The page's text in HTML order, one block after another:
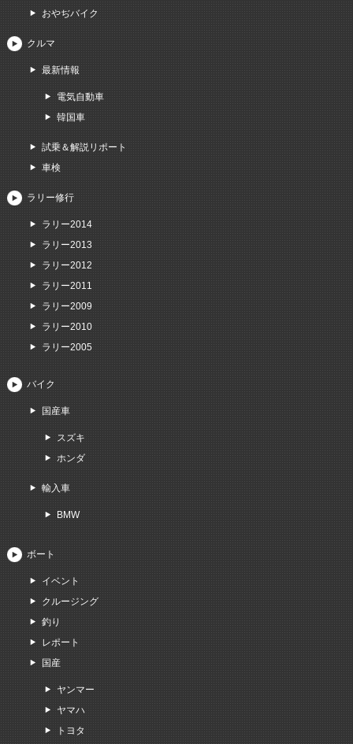
おやぢバイク
クルマ
最新情報
電気自動車
韓国車
試乗＆解説リポート
車検
ラリー修行
ラリー2014
ラリー2013
ラリー2012
ラリー2011
ラリー2009
ラリー2010
ラリー2005
バイク
国産車
スズキ
ホンダ
輸入車
BMW
ボート
イベント
クルージング
釣り
レポート
国産
ヤンマー
ヤマハ
トヨタ